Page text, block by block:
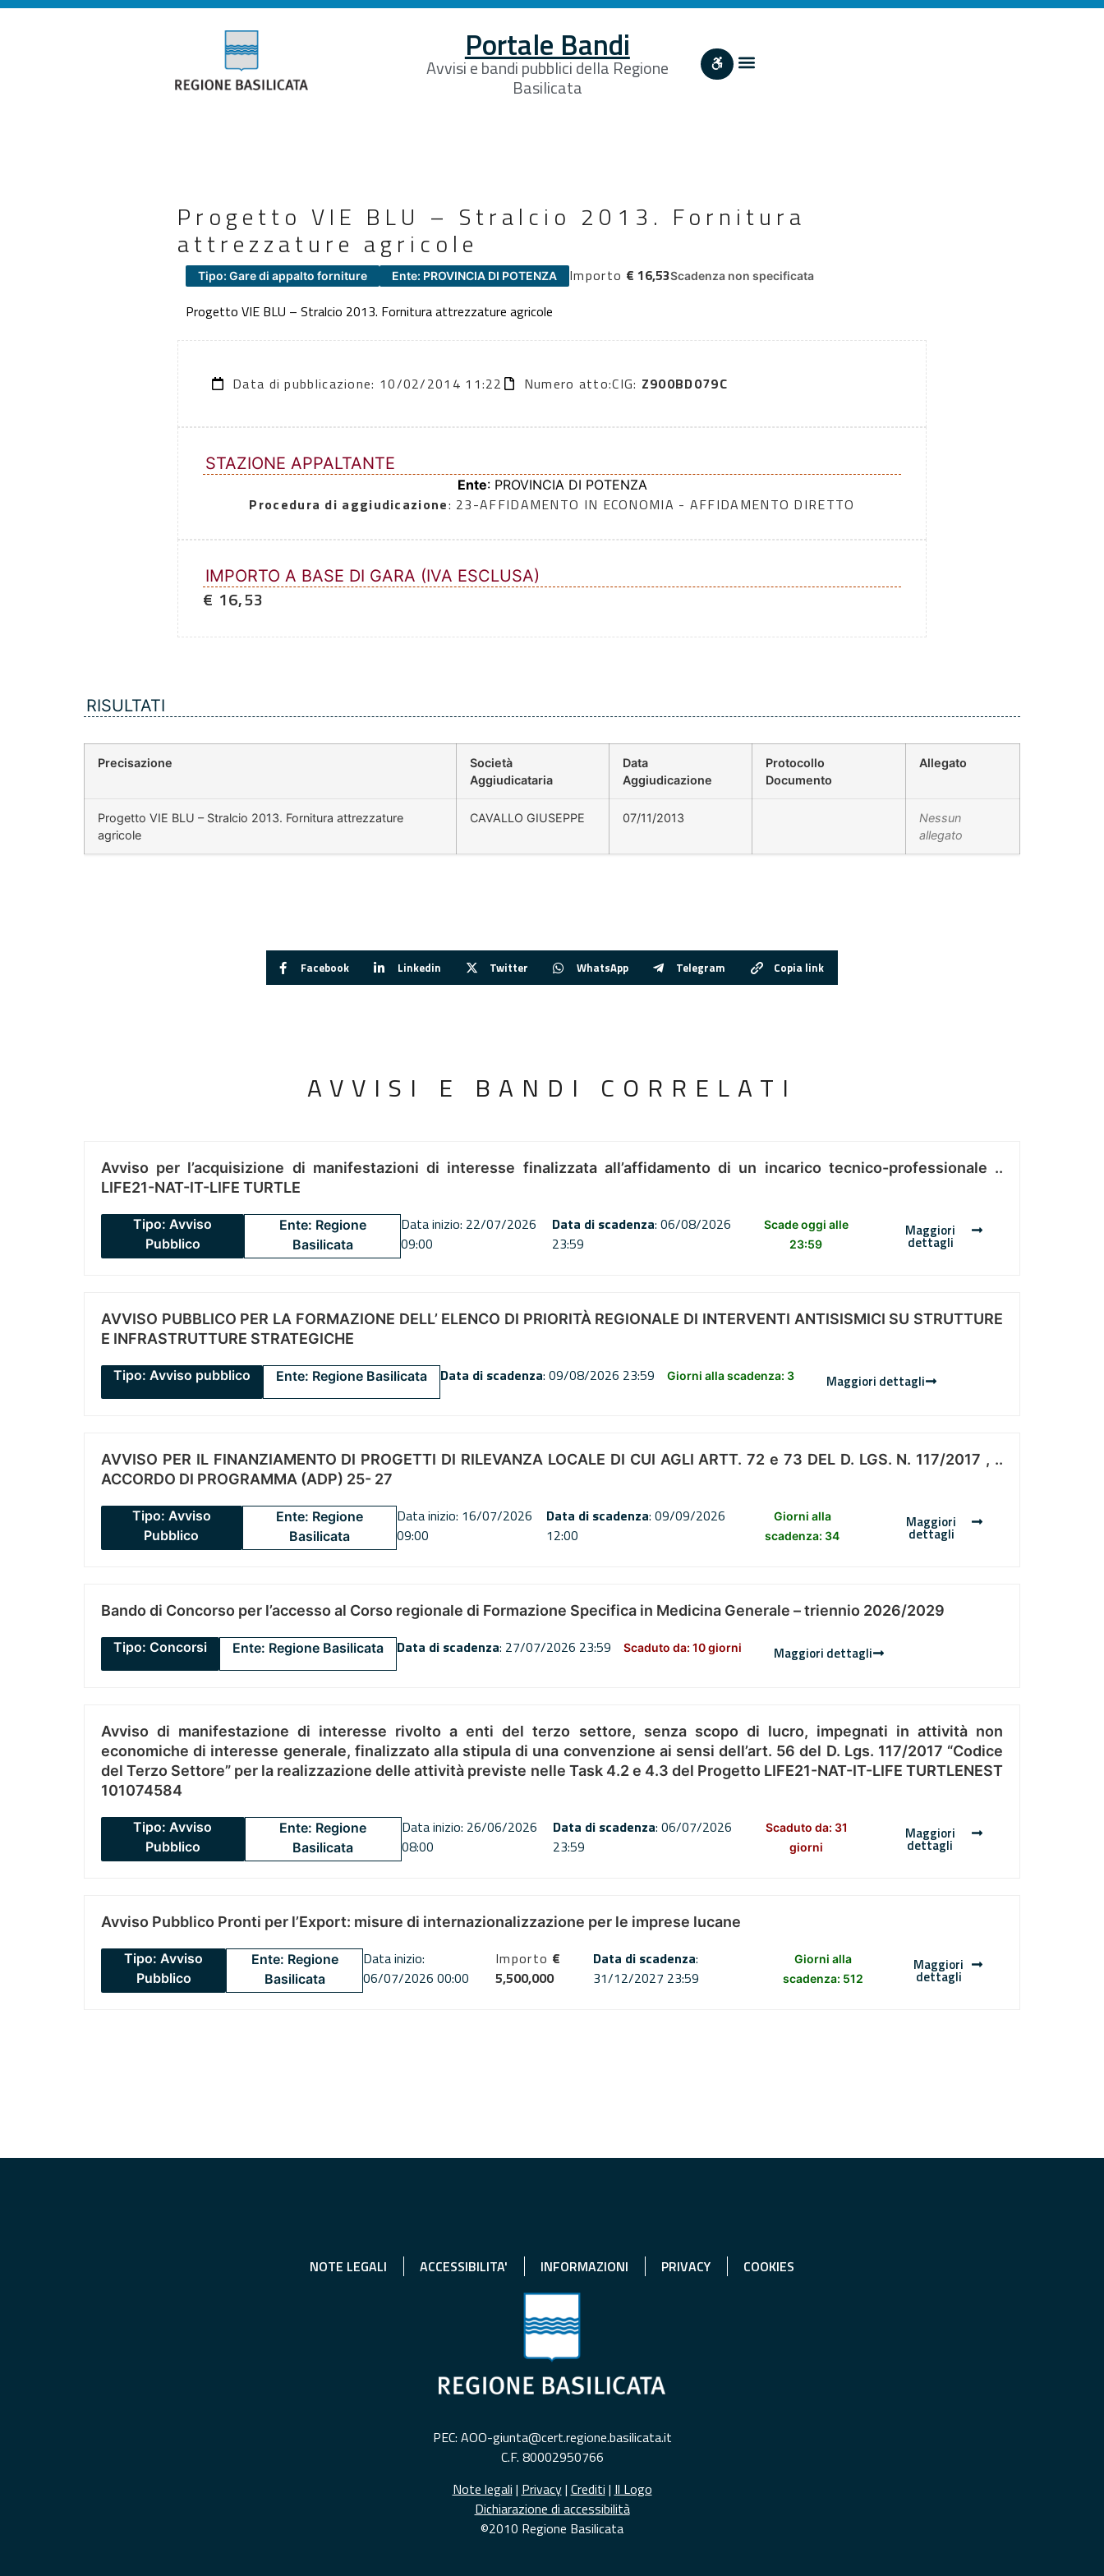
Portale Bandi
Avvisi e bandi pubblici della Regione
Basilicata
Progetto VIE BLU – Stralcio 2013. Fornitura
attrezzature agricole
Tipo: Gare di appalto forniture Ente: PROVINCIA DI POTENZA Importo € 16,53Scadenza non specificata
Progetto VIE BLU – Stralcio 2013. Fornitura attrezzature agricole
Data di pubblicazione: 10/02/2014 11:22 Numero atto:CIG: Z900BD079C
STAZIONE APPALTANTE
Ente: PROVINCIA DI POTENZA
Procedura di aggiudicazione: 23-AFFIDAMENTO IN ECONOMIA - AFFIDAMENTO DIRETTO
IMPORTO A BASE DI GARA (IVA ESCLUSA)
€ 16,53
RISULTATI
Precisazione
Società
Aggiudicataria
Data
Aggiudicazione
Protocollo
Documento
Allegato
Progetto VIE BLU – Stralcio 2013. Fornitura attrezzature
agricole
CAVALLO GIUSEPPE 07/11/2013
Nessun
allegato
Facebook Linkedin Twitter WhatsApp Telegram Copia link
AVVISI E BANDI CORRELATI
Avviso per l’acquisizione di manifestazioni di interesse finalizzata all’affidamento di un incarico tecnico-professionale ..
LIFE21-NAT-IT-LIFE TURTLE
Tipo: Avviso
Pubblico
Ente: Regione
Basilicata
Data inizio: 22/07/2026
09:00
Data di scadenza: 06/08/2026
23:59
Scade oggi alle
23:59
Maggiori
dettagli
AVVISO PUBBLICO PER LA FORMAZIONE DELL’ ELENCO DI PRIORITÀ REGIONALE DI INTERVENTI ANTISISMICI SU STRUTTURE
E INFRASTRUTTURE STRATEGICHE
Tipo: Avviso pubblico Ente: Regione Basilicata Data di scadenza: 09/08/2026 23:59 Giorni alla scadenza: 3 Maggiori dettagli
AVVISO PER IL FINANZIAMENTO DI PROGETTI DI RILEVANZA LOCALE DI CUI AGLI ARTT. 72 e 73 DEL D. LGS. N. 117/2017 , ..
ACCORDO DI PROGRAMMA (ADP) 25- 27
Tipo: Avviso
Pubblico
Ente: Regione
Basilicata
Data inizio: 16/07/2026
09:00
Data di scadenza: 09/09/2026
12:00
Giorni alla
scadenza: 34
Maggiori
dettagli
Bando di Concorso per l’accesso al Corso regionale di Formazione Specifica in Medicina Generale – triennio 2026/2029
Tipo: Concorsi Ente: Regione Basilicata Data di scadenza: 27/07/2026 23:59 Scaduto da: 10 giorni Maggiori dettagli
Avviso di manifestazione di interesse rivolto a enti del terzo settore, senza scopo di lucro, impegnati in attività non
economiche di interesse generale, finalizzato alla stipula di una convenzione ai sensi dell’art. 56 del D. Lgs. 117/2017 “Codice
del Terzo Settore” per la realizzazione delle attività previste nelle Task 4.2 e 4.3 del Progetto LIFE21-NAT-IT-LIFE TURTLENEST
101074584
Tipo: Avviso
Pubblico
Ente: Regione
Basilicata
Data inizio: 26/06/2026
08:00
Data di scadenza: 06/07/2026
23:59
Scaduto da: 31
giorni
Maggiori
dettagli
Avviso Pubblico Pronti per l’Export: misure di internazionalizzazione per le imprese lucane
Tipo: Avviso
Pubblico
Ente: Regione
Basilicata
Data inizio:
06/07/2026 00:00
Importo €
5,500,000
Data di scadenza:
31/12/2027 23:59
Giorni alla
scadenza: 512
Maggiori
dettagli
NOTE LEGALI ACCESSIBILITA' INFORMAZIONI PRIVACY COOKIES
PEC: AOO-giunta@cert.regione.basilicata.it
C.F. 80002950766
Note legali | Privacy| Crediti | Il Logo
Dichiarazione di accessibilità
©2010 Regione Basilicata